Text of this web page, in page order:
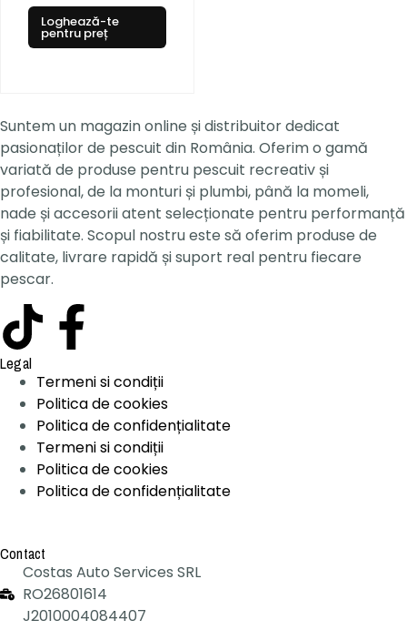
Loghează-te
pentru preț
Suntem un magazin online și distribuitor dedicat
pasionaților de pescuit din România. Oferim o gamă
variată de produse pentru pescuit recreativ și
profesional, de la monturi și plumbi, până la momeli,
nade și accesorii atent selecționate pentru performanță
și fiabilitate. Scopul nostru este să oferim produse de
calitate, livrare rapidă și suport real pentru fiecare
pescar.
Legal
Termeni si condiții
Politica de cookies
Politica de confidențialitate
Termeni si condiții
Politica de cookies
Politica de confidențialitate
Contact
Costas Auto Services SRL
RO26801614
J2010004084407